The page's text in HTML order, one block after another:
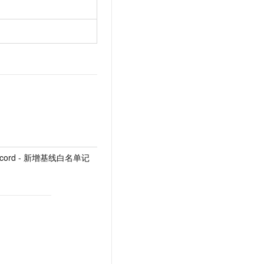
- 新增基线白名单记